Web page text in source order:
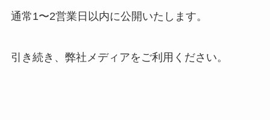
通常1〜2営業日以内に公開いたします。
引き続き、弊社メディアをご利用ください。